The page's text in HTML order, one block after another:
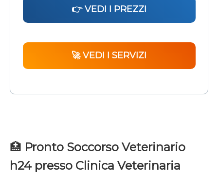
👉 VEDI I PREZZI
🚀 VEDI I SERVIZI
🏥 Pronto Soccorso Veterinario
h24 presso Clinica Veterinaria